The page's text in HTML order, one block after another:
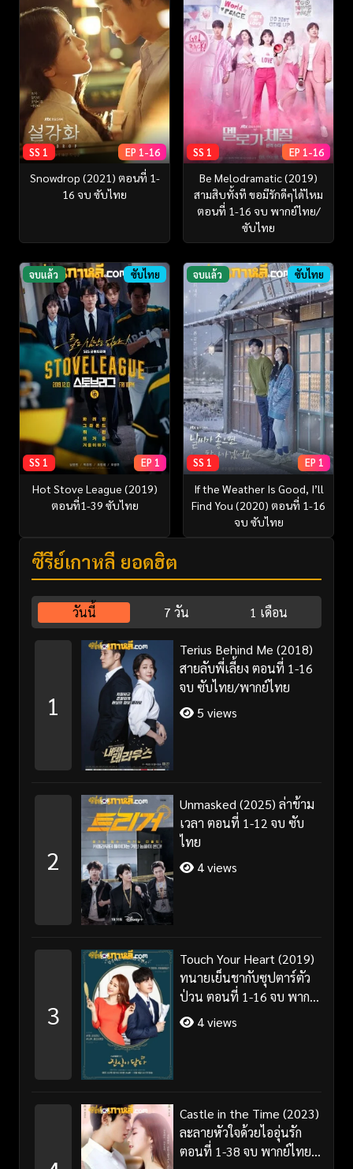
SS 1 EP 1-16
Snowdrop (2021) ตอนที่ 1-
16 จบ ซับไทย
SS 1 EP 1-16
Be Melodramatic (2019)
สามสิบทั้งที ขอมีรักดีๆได้ไหม
ตอนที่ 1-16 จบ พากย์ไทย/
ซับไทย
จบแล้ว ซับไทย
SS 1 EP 1
Hot Stove League (2019)
ตอนที่1-39 ซับไทย
จบแล้ว ซับไทย
SS 1 EP 1
If the Weather Is Good, I’ll
Find You (2020) ตอนที่ 1-16
จบ ซับไทย
ซีรี่ย์เกาหลี ยอดฮิต
วันนี้ 7 วัน 1 เดือน
1
Terius Behind Me (2018)
สายลับพี่เลี้ยง ตอนที่ 1-16
จบ ซับไทย/พากย์ไทย
5 views
2
Unmasked (2025) ล่าข้าม
เวลา ตอนที่ 1-12 จบ ซับ
ไทย
4 views
3
Touch Your Heart (2019)
ทนายเย็นชากับซุปตาร์ตัว
ป่วน ตอนที่ 1-16 จบ พากย์
ไทย/ซับไทย
4 views
Castle in the Time (2023)
ละลายหัวใจด้วยไออุ่นรัก
ตอนที่ 1-38 จบ พากย์ไทย/